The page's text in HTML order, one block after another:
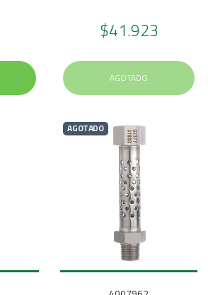
$41.923
AGOTADO
AGOTADO